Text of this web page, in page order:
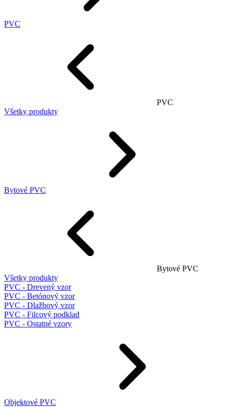
PVC
PVC
Všetky produkty
Bytové PVC
Bytové PVC
Všetky produkty
PVC - Drevený vzor
PVC - Betónový vzor
PVC - Dlažbový vzor
PVC - Filcový podklad
PVC - Ostatné vzory
Objektové PVC